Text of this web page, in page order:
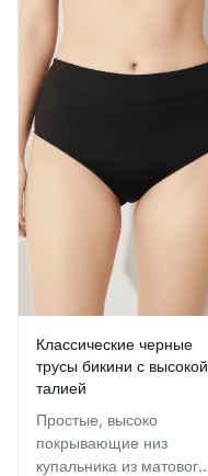
Классические черные
трусы бикини с высокой
талией
Простые, высоко
покрывающие низ
купальника из матового